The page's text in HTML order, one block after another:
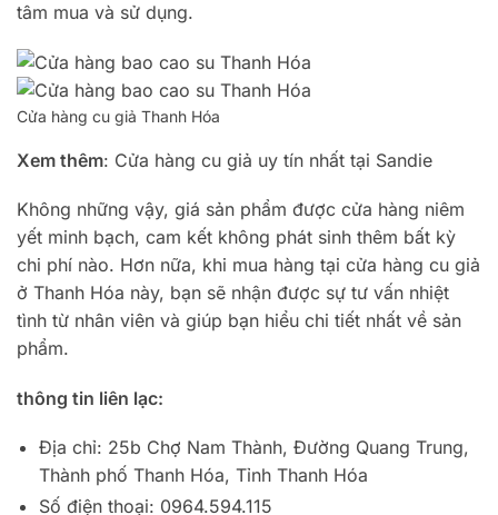
tâm mua và sử dụng.
Cửa hàng cu giả Thanh Hóa
Xem thêm: Cửa hàng cu giả uy tín nhất tại Sandie
Không những vậy, giá sản phẩm được cửa hàng niêm
yết minh bạch, cam kết không phát sinh thêm bất kỳ
chi phí nào. Hơn nữa, khi mua hàng tại cửa hàng cu giả
ở Thanh Hóa này, bạn sẽ nhận được sự tư vấn nhiệt
tình từ nhân viên và giúp bạn hiểu chi tiết nhất về sản
phẩm.
thông tin liên lạc:
Địa chỉ: 25b Chợ Nam Thành, Đường Quang Trung,
Thành phố Thanh Hóa, Tỉnh Thanh Hóa
Số điện thoại: 0964.594.115